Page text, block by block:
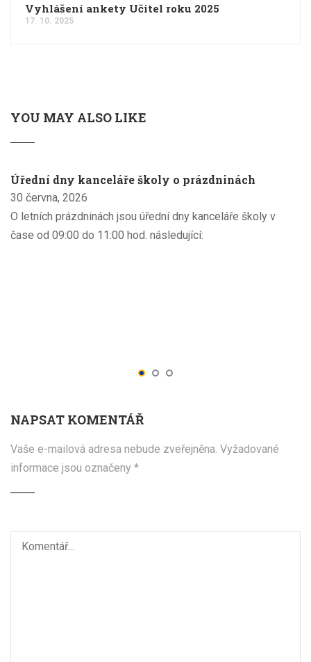
Vyhlášení ankety Učitel roku 2025
17. 10. 2025
YOU MAY ALSO LIKE
Úřední dny kanceláře školy o prázdninách
30 června, 2026
O letních prázdninách jsou úřední dny kanceláře školy v
čase od 09:00 do 11:00 hod. následující:
NAPSAT KOMENTÁŘ
Vaše e-mailová adresa nebude zveřejněna. Vyžadované
informace jsou označeny *